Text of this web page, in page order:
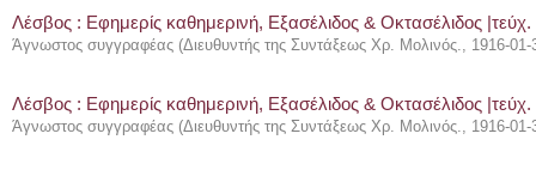
Λέσβος : Eφημερίς καθημερινή, Εξασέλιδος & Οκτασέλιδος
Άγνωστος συγγραφέας (Διευθυντής της Συντάξεως Χρ. Μολινός., 1916-01-
Λέσβος : Eφημερίς καθημερινή, Εξασέλιδος & Οκτασέλιδος
Άγνωστος συγγραφέας (Διευθυντής της Συντάξεως Χρ. Μολινός., 1916-01-